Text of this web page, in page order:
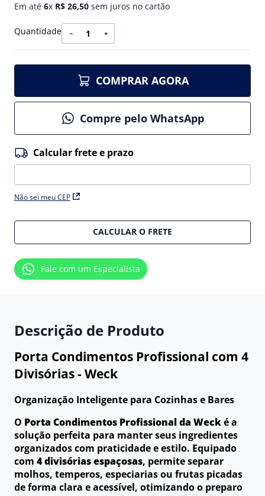
Em até 6x R$ 26,50 sem juros no cartão
Quantidade ＋
－
COMPRAR AGORA
Compre pelo WhatsApp
Não sei meu CEP
CALCULAR O FRETE
Fale com um Especialista
Descrição de Produto
Porta Condimentos Profissional com 4
Divisórias - Weck
Organização Inteligente para Cozinhas e Bares
O Porta Condimentos Profissional da Wecké a
solução perfeita para manter seus ingredientes
organizados com praticidade e estilo. Equipado
com 4 divisórias espaçosas, permite separar
molhos, temperos, especiarias ou frutas picadas
de forma clara e acessível, otimizando o preparo